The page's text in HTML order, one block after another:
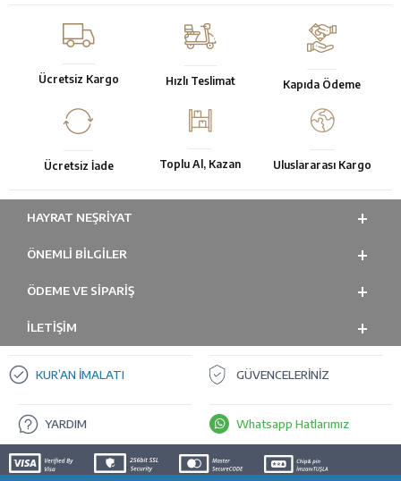
Ücretsiz Kargo Hızlı Teslimat Kapıda Ödeme
Ücretsiz İade Toplu Al, Kazan Uluslararası Kargo
HAYRAT NEŞRIYAT
ÖNEMLI BILGILER
ÖDEME VE SİPARİŞ
İLETİŞİM
KUR’AN İMALATI GÜVENCELERİNİZ
YARDIM Whatsapp Hatlarımız